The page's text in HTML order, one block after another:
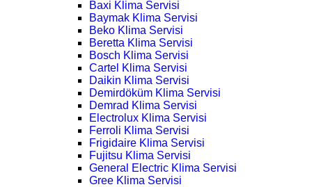
Baxi Klima Servisi
Baymak Klima Servisi
Beko Klima Servisi
Beretta Klima Servisi
Bosch Klima Servisi
Cartel Klima Servisi
Daikin Klima Servisi
Demirdöküm Klima Servisi
Demrad Klima Servisi
Electrolux Klima Servisi
Ferroli Klima Servisi
Frigidaire Klima Servisi
Fujitsu Klima Servisi
General Electric Klima Servisi
Gree Klima Servisi